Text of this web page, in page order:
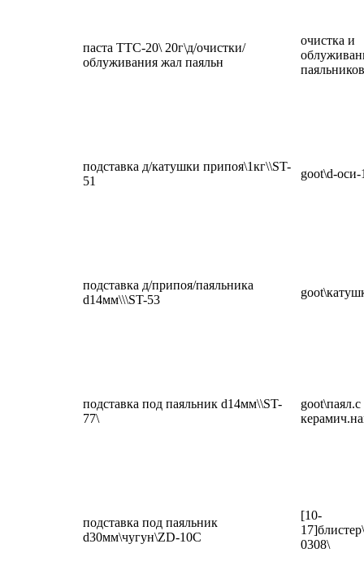
паста ТТС-20\ 20г\д/очистки/
облуживания жал паяльн
очистка и
паяльников
подставка д/катушки припоя\1кг\\ST-
51
goot\d-
подставка д/припоя/паяльника
d14мм\\\ST-53
подставка под паяльник d14мм\\ST-
77\
goot\паял.с
подставка под паяльник
d30мм\чугун\ZD-10C
[10-
0308\